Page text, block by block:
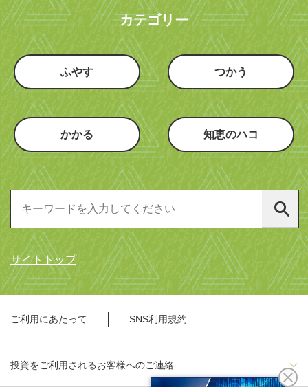
カテゴリー
ふやす つかう
かかる 知恵のハコ
サイトトップ
ご利用にあたって SNS利用規約
投資をご利用されるお客様へのご連絡